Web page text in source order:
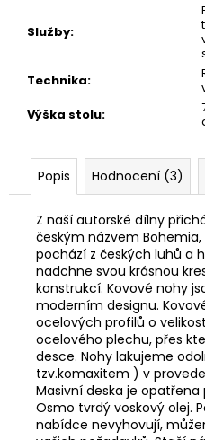
Služby:
Technika:
Výška stolu:
Popis Hodnocení (3)
Z naší autorské dílny
českým názvem
pochází z českých luhů a
nadchne svou krásnou
konstrukcí. Kovové nohy
moderním designu.
ocelových profilů o
ocelového plechu, přes
desce. Nohy lakujeme
tzv.komaxitem ) v
Masivní deska je
Osmo tvrdý voskový olej.
nabídce nevyhovují,